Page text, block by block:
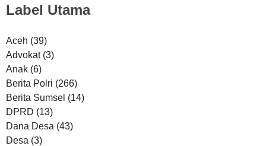
Label Utama
Aceh (39)
Advokat (3)
Anak (6)
Berita Polri (266)
Berita Sumsel (14)
DPRD (13)
Dana Desa (43)
Desa (3)